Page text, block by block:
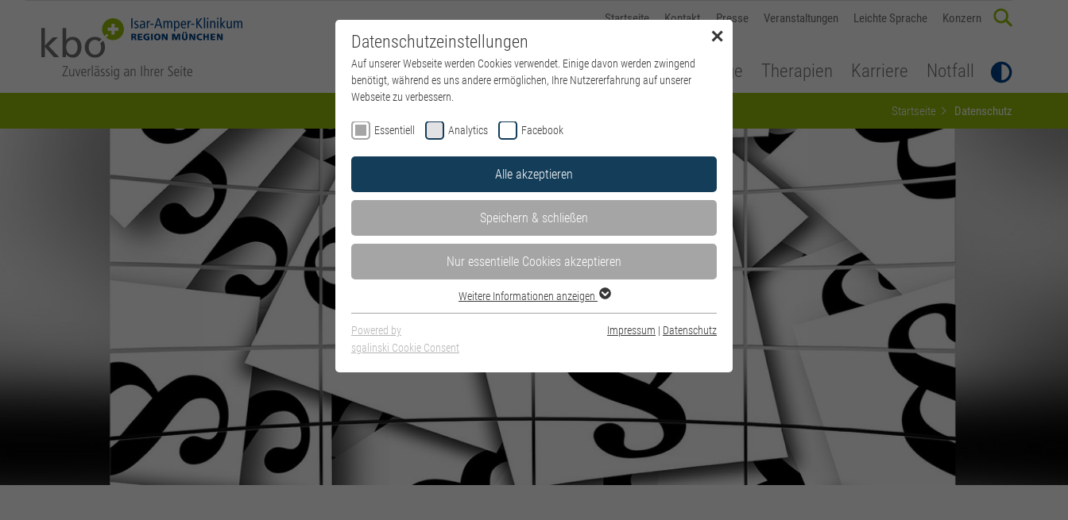
Kliniken und Bereiche Standorte Über uns Pflege Therapien Karriere Notfall
Startseite Kontakt Presse Veranstaltungen Leichte Sprache Konzern
Startseite Datenschutz
✕
Datenschutzeinstellungen
Auf unserer Webseite werden Cookies verwendet. Einige davon werden zwingend
benötigt, während es uns andere ermöglichen, Ihre Nutzererfahrung auf unserer
Webseite zu verbessern.
Essentiell Analytics Facebook
Alle akzeptieren
Speichern & schließen
Nur essentielle Cookies akzeptieren
Weitere Informationen anzeigen
Powered by
sgalinski Cookie Consent
Impressum | Datenschutz